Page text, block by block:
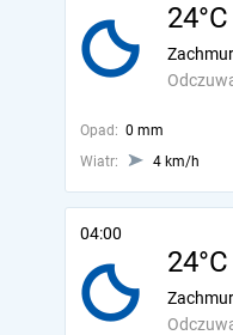
24°C
Opad: 0 mm
Wiatr:
4 km/h
04:00
24°C